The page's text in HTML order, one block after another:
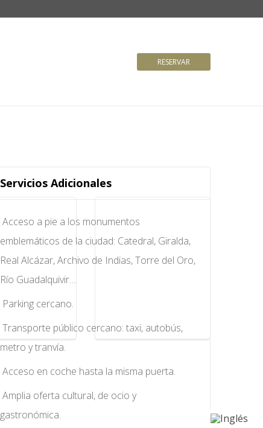
RESERVAR
Servicios Adicionales
Acceso a pie a los monumentos
emblemáticos de la ciudad: Catedral, Giralda,
Real Alcázar, Archivo de Indias, Torre del Oro,
Río Guadalquivir…
Parking cercano.
Transporte público cercano: taxi, autobús,
metro y tranvía.
Acceso en coche hasta la misma puerta.
Amplia oferta cultural, de ocio y
gastronómica.